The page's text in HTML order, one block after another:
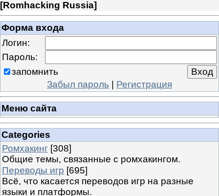
[Romhacking Russia]
Форма входа
Логин:
Пароль:
запомнить
Забыл пароль | Регистрация
Меню сайта
Categories
Ромхакинг [308]
Общие темы, связанные с ромхакингом.
Переводы игр [695]
Всё, что касается переводов игр на разные
языки и платформы.